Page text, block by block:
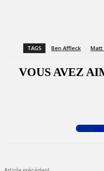
TAGS Ben Affleck Matt
VOUS AVEZ